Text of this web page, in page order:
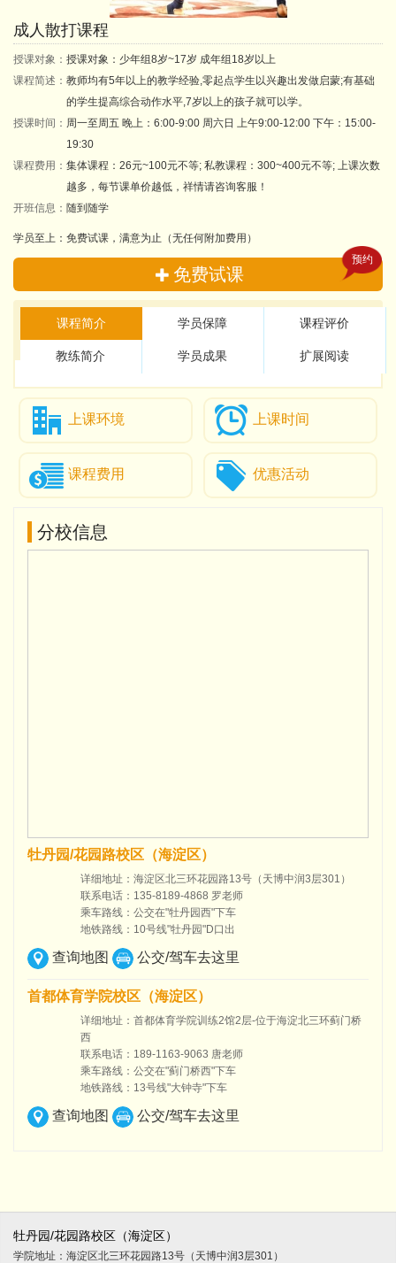
成人散打课程
授课对象： 授课对象：少年组8岁~17岁 成年组18岁以上
课程简述： 教师均有5年以上的教学经验,零起点学生以兴趣出发做启蒙;有基础
的学生提高综合动作水平,7岁以上的孩子就可以学。
授课时间： 周一至周五 晚上：6:00-9:00 周六日 上午9:00-12:00 下午：15:00-
19:30
课程费用： 集体课程：26元~100元不等; 私教课程：300~400元不等; 上课次数
越多，每节课单价越低，祥情请咨询客服！
开班信息： 随到随学
学员至上：免费试课，满意为止（无任何附加费用）
免费试课 预约
课程简介 学员保障 课程评价
教练简介 学员成果 扩展阅读
上课环境 上课时间
课程费用 优惠活动
分校信息
牡丹园/花园路校区（海淀区）
详细地址：海淀区北三环花园路13号（天博中润3层301）
联系电话：135-8189-4868 罗老师
乘车路线：公交在"牡丹园西"下车
地铁路线：10号线"牡丹园"D口出
查询地图 公交/驾车去这里
首都体育学院校区（海淀区）
详细地址：首都体育学院训练2馆2层-位于海淀北三环蓟门桥
西
联系电话：189-1163-9063 唐老师
乘车路线：公交在"蓟门桥西"下车
地铁路线：13号线"大钟寺"下车
查询地图 公交/驾车去这里
牡丹园/花园路校区（海淀区）
学院地址： 海淀区北三环花园路13号（天博中润3层301）